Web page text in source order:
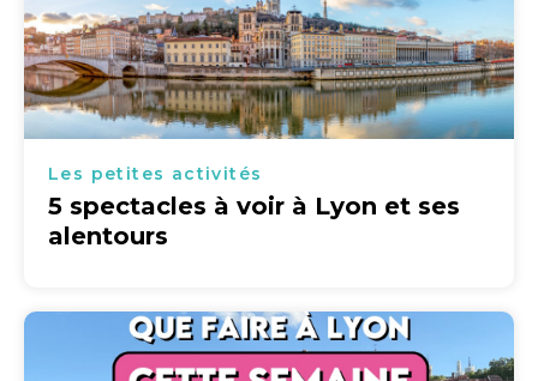
Les petites activités
5 spectacles à voir à Lyon et ses
alentours